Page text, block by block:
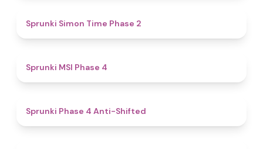
Sprunki Simon Time Phase 2
Sprunki MSI Phase 4
Sprunki Phase 4 Anti-Shifted